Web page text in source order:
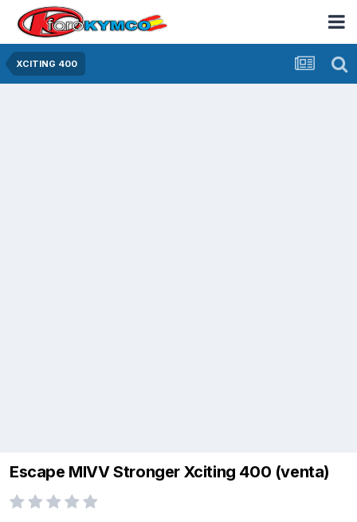
XCITING 400
Escape MIVV Stronger Xciting 400 (venta)